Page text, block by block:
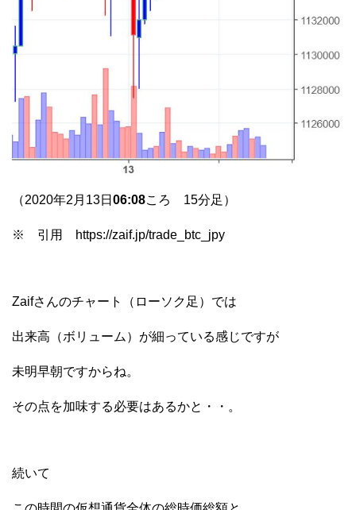
（2020年2月13日 06:08ころ 15分足）
※ 引用 https://zaif.jp/trade_btc_jpy
Zaifさんのチャート（ローソク足）では
出来高（ボリューム）が細っている感じですが
未明早朝ですからね。
その点を加味する必要はあるかと・・。
続いて